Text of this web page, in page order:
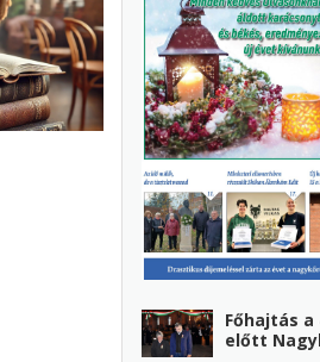
Főhajtás a
előtt